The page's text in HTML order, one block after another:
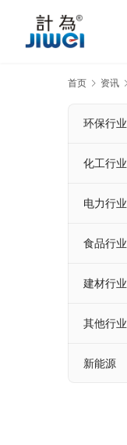
首页 资讯
环保行业
化工行业
电力行业
食品行业
建材行业
其他行业
新能源